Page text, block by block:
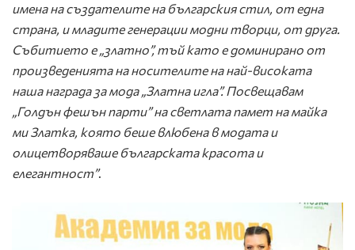
имена на създателите на българския стил, от една
страна, и младите генерации модни творци, от друга.
Събитието е „златно”, тъй като е доминирано от
произведенията на носителите на най-високата
наша награда за мода „Златна игла”. Посвещавам
„Голдън фешън парти” на светлата памет на майка
ми Златка, която беше влюбена в модата и
олицетворяваше българската красота и
елегантност”.